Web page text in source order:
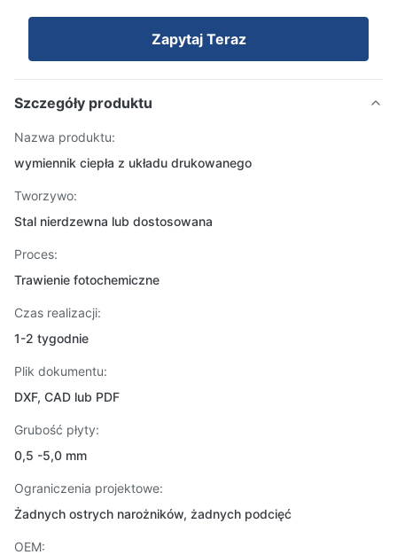
Zapytaj Teraz
Szczegóły produktu
Nazwa produktu:
wymiennik ciepła z układu drukowanego
Tworzywo:
Stal nierdzewna lub dostosowana
Proces:
Trawienie fotochemiczne
Czas realizacji:
1-2 tygodnie
Plik dokumentu:
DXF, CAD lub PDF
Grubość płyty:
0,5 -5,0 mm
Ograniczenia projektowe:
Żadnych ostrych narożników, żadnych podcięć
OEM: